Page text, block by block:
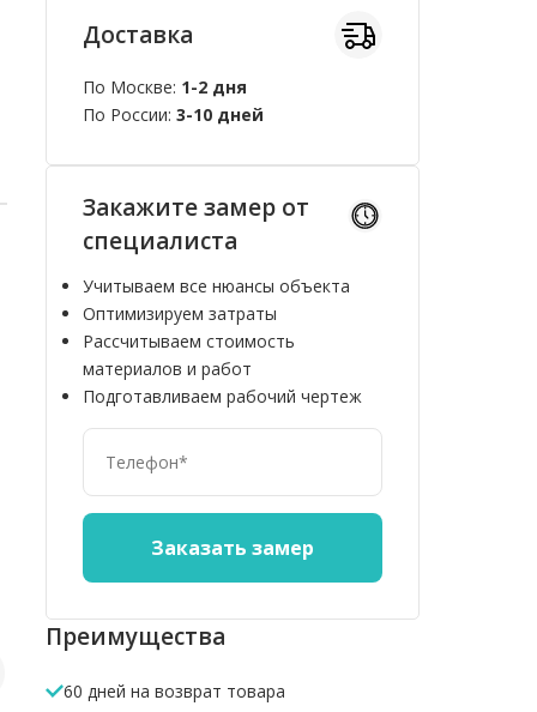
10% 10%
Доставка
По Москве: 1-2 дня
По России: 3-10 дней
Закажите замер от
специалиста
Учитываем все нюансы объекта
Оптимизируем затраты
Рассчитываем стоимость
материалов и работ
Подготавливаем рабочий чертеж
Преимущества
60 дней на возврат товара